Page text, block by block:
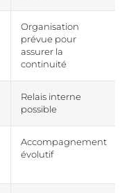
Organisation
prévue pour
assurer la
continuité
Relais interne
possible
Accompagnement
évolutif